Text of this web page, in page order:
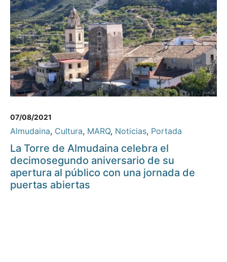
07/08/2021
Almudaina, Cultura, MARQ, Noticias, Portada
La Torre de Almudaina celebra el
decimosegundo aniversario de su
apertura al público con una jornada de
puertas abiertas